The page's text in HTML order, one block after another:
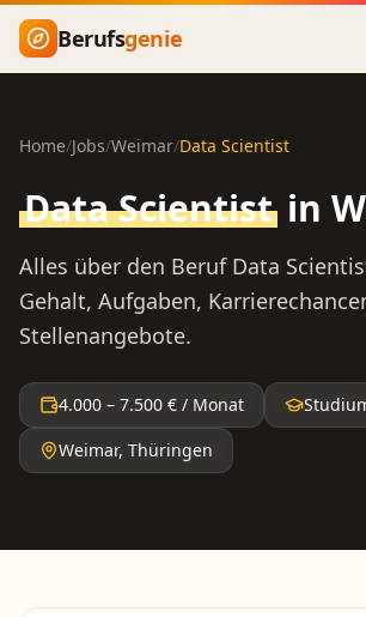
Zum Hauptinhalt springen
Berufsgenie
Home/Jobs/Weimar/Data Scientist
Data Scientist in
Alles über den Beruf Data
Gehalt, Aufgaben,
Stellenangebote.
4.000 – 7.500 € / Monat
Weimar, Thüringen